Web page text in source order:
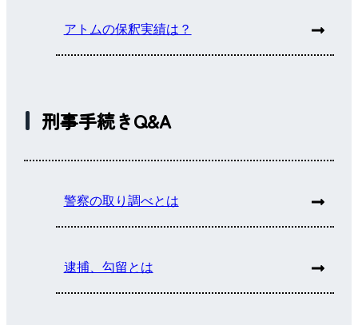
アトムの保釈実績は？
刑事手続きQ&A
警察の取り調べとは
逮捕、勾留とは